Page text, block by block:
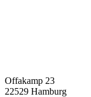
Offakamp 23
22529 Hamburg